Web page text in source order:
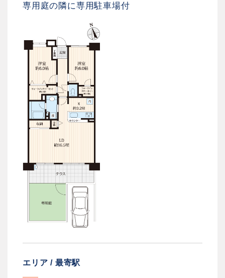
専用庭の隣に専用駐車場付
エリア / 最寄駅